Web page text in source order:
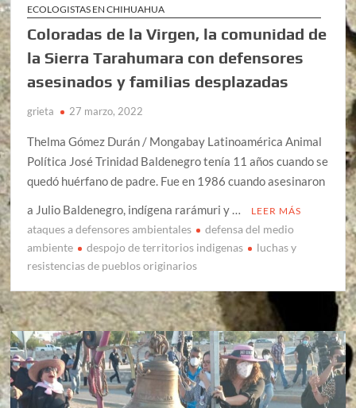
ECOLOGISTAS EN CHIHUAHUA
Coloradas de la Virgen, la comunidad de
la Sierra Tarahumara con defensores
asesinados y familias desplazadas
grieta 27 marzo, 2022
Thelma Gómez Durán / Mongabay Latinoamérica Animal
Política José Trinidad Baldenegro tenía 11 años cuando se
quedó huérfano de padre. Fue en 1986 cuando asesinaron
a Julio Baldenegro, indígena rarámuri y …
LEER MÁS
ataques a defensores ambientales
defensa del medio
ambiente
despojo de territorios indigenas
luchas y
resistencias de pueblos originarios